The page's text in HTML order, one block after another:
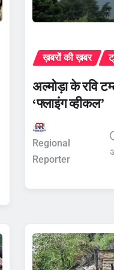
ख़बरों की ख़बर
अल्मोड़ा के रवि
‘फ्लाइंग व्हीकल’
Regional
Reporter